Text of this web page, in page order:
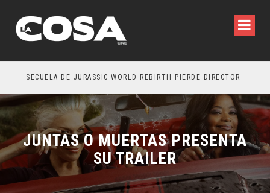
SECUELA DE JURASSIC WORLD REBIRTH PIERDE DIRECTOR
JUNTAS O MUERTAS PRESENTA
SU TRAILER